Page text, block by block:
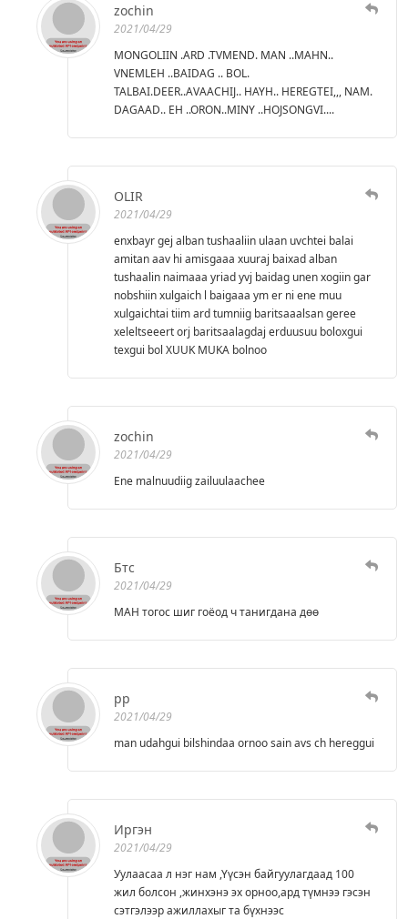
zochin
2021/04/29
MONGOLIIN .ARD .TVMEND. MAN ..MAHN..
VNEMLEH ..BAIDAG .. BOL.
TALBAI.DEER..AVAACHIJ.. HAYH.. HEREGTEI,,, NAM.
DAGAAD.. EH ..ORON..MINY ..HOJSONGVI....
OLIR
2021/04/29
enxbayr gej alban tushaaliin ulaan uvchtei balai
amitan aav hi amisgaaa xuuraj baixad alban
tushaalin naimaaa yriad yvj baidag unen xogiin gar
nobshiin xulgaich l baigaaa ym er ni ene muu
xulgaichtai tiim ard tumniig baritsaaalsan geree
xeleltseeert orj baritsaalagdaj erduusuu boloxgui
texgui bol XUUK MUKA bolnoo
zochin
2021/04/29
Ene malnuudiig zailuulaachee
Бтс
2021/04/29
МАН тогос шиг гоёод ч танигдана дөө
pp
2021/04/29
man udahgui bilshindaa ornoo sain avs ch hereggui
Иргэн
2021/04/29
Уулаасаа л нэг нам ,Үүсэн байгуулагдаад 100
жил болсон ,жинхэнэ эх орноо,ард түмнээ гэсэн
сэтгэлээр ажиллахыг та бүхнээс